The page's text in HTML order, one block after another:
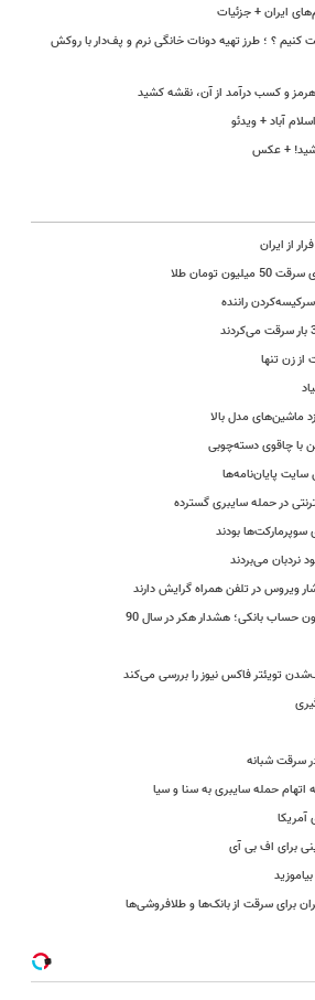
ایران + جزئیات
کنیم ؟ ؛ طرز تهیه دونات خانگی نرم و پف‌دار با روکش
هرمز و کسب درآمد از آن، نقشه کشید
آباد + ویدئو
+ عکس
تومان طلا
راننده
زن تنها
ماشین‌های مدل بالا
پایان‌نامه‌ها
در حمله سایبری گسترده
بودند
نردبان می‌بردند
ویروس در تلفن‌ همراه گرایش دارند
تویئتر فاکس نیوز را بررسی می‌کند
سرقت شبانه
برای اف بی آی
برای سرقت از بانک‌ها و طلافروشی‌ها